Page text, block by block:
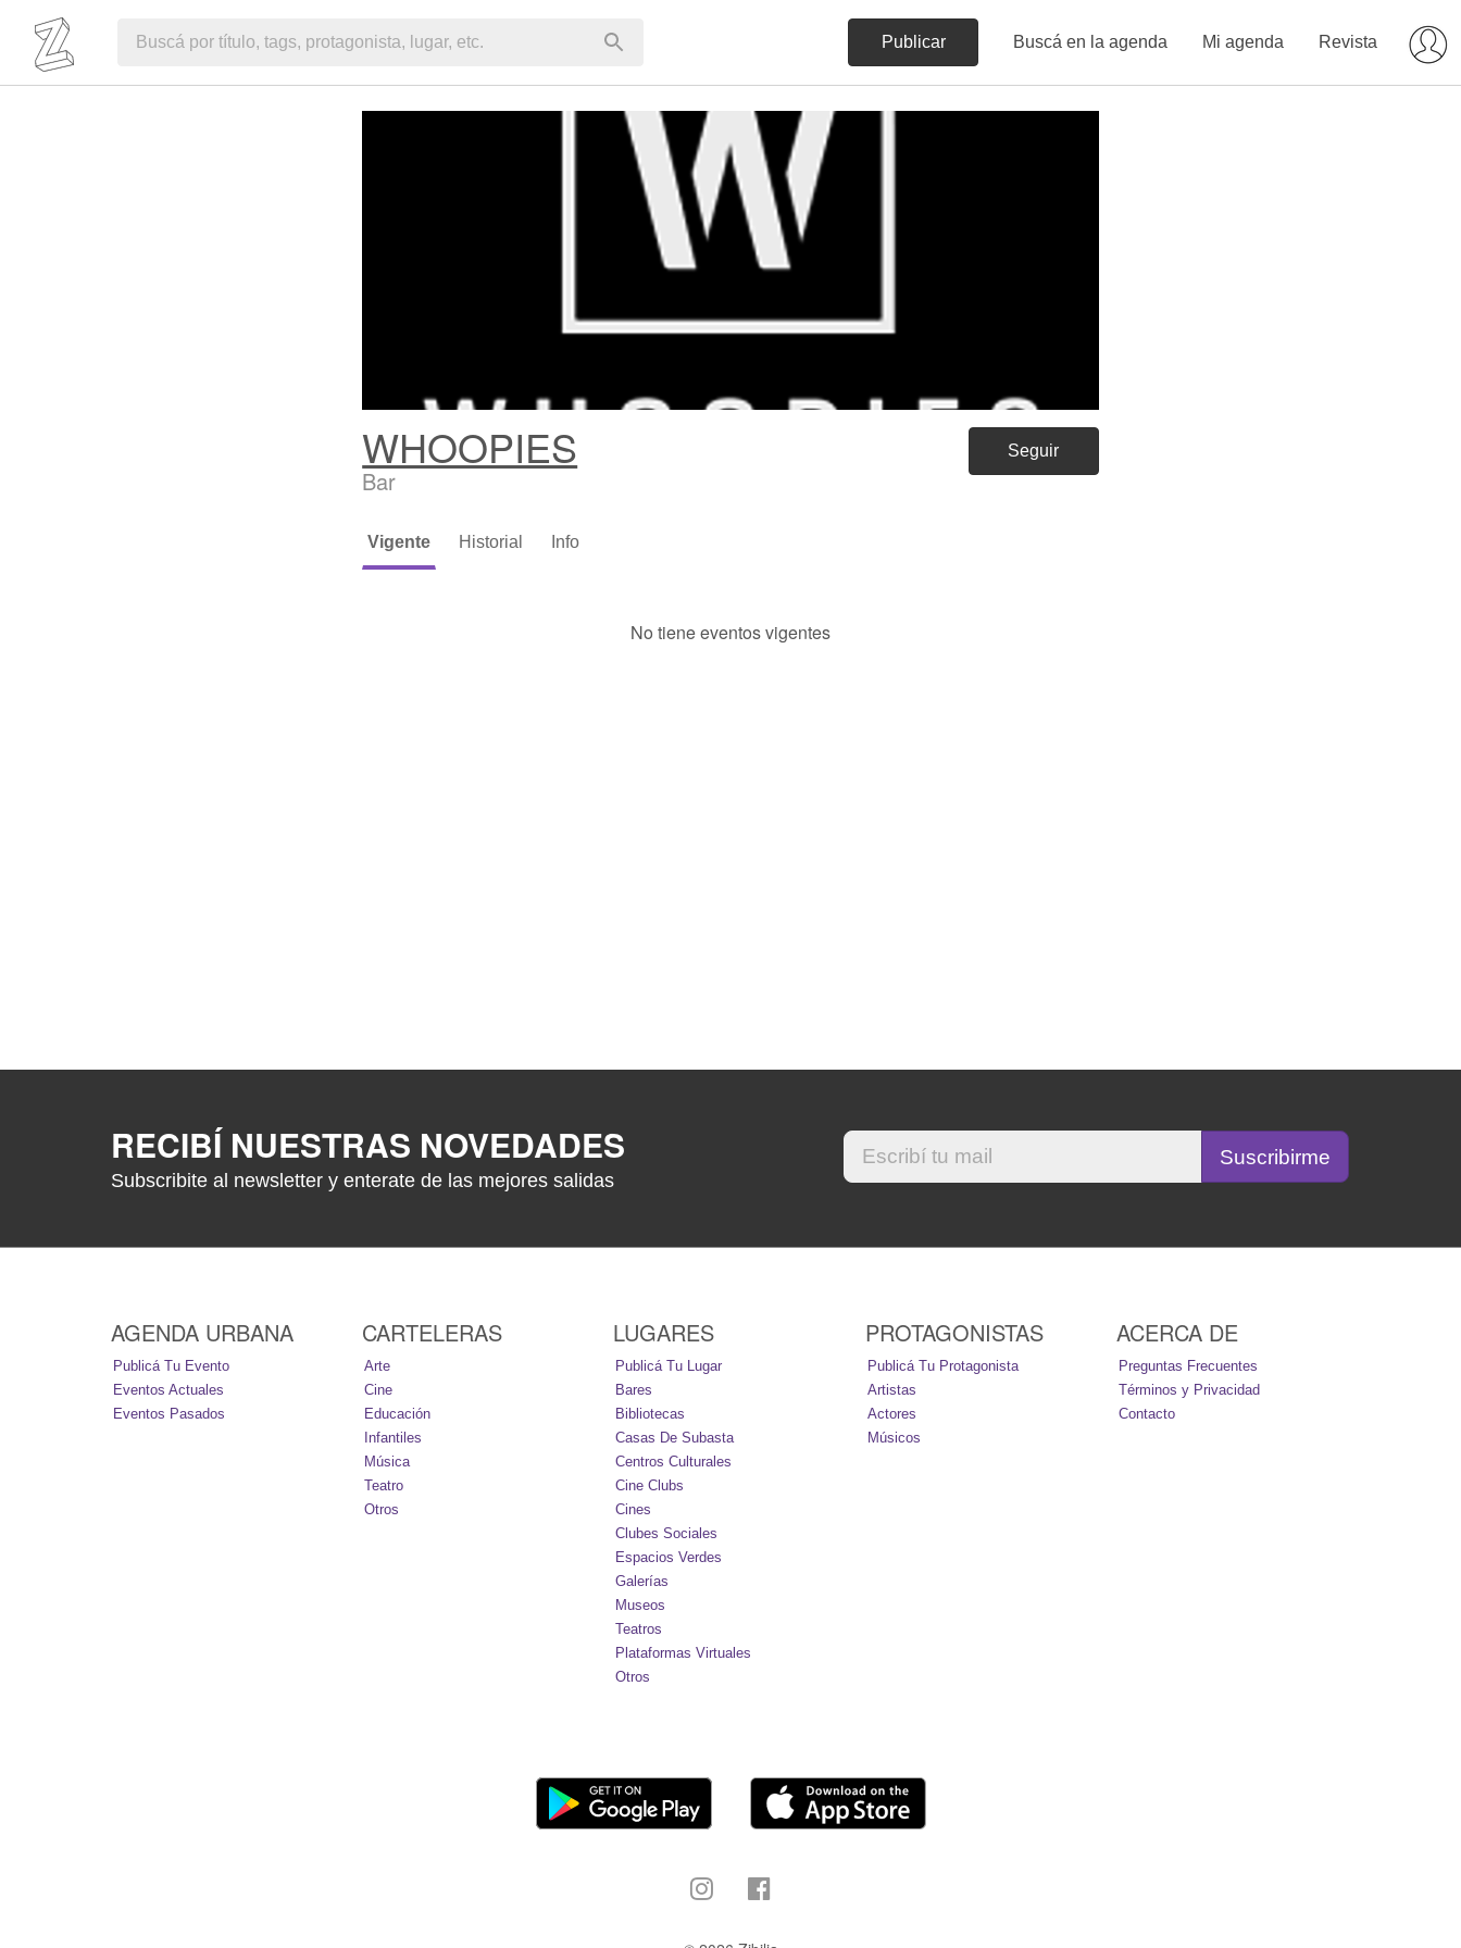
Publicar Buscá en la agenda Mi agenda Revista
Seguir
WHOOPIES
Bar
Vigente Historial Info
No tiene eventos vigentes
RECIBÍ NUESTRAS NOVEDADES
Subscribite al newsletter y enterate de las mejores salidas
AGENDA URBANA
Publicá Tu Evento
Eventos Actuales
Eventos Pasados
CARTELERAS
Arte
Cine
Educación
Infantiles
Música
Teatro
Otros
LUGARES
Publicá Tu Lugar
Bares
Bibliotecas
Casas De Subasta
Centros Culturales
Cine Clubs
Cines
Clubes Sociales
Espacios Verdes
Galerías
Museos
Teatros
Plataformas Virtuales
Otros
PROTAGONISTAS
Publicá Tu Protagonista
Artistas
Actores
Músicos
ACERCA DE
Preguntas Frecuentes
Términos y Privacidad
Contacto